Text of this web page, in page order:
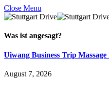
Close Menu
Was ist angesagt?
Uiwang Business Trip
August 7, 2026